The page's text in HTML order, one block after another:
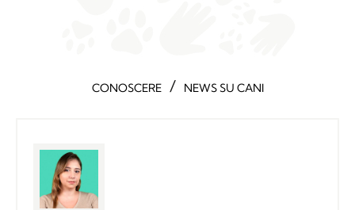
CONOSCERE / NEWS SU CANI